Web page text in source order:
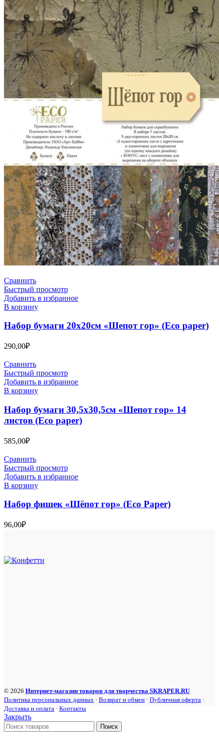
Сравнить
Быстрый просмотр
Добавить в избранное
В корзину
Набор бумаги 20х20см «Шепот гор» (Eco paper)
290,00₽
Сравнить
Быстрый просмотр
Добавить в избранное
В корзину
Набор бумаги 30,5х30,5см «Шепот гор» 14
листов (Eco paper)
585,00₽
Сравнить
Быстрый просмотр
Добавить в избранное
В корзину
Набор фишек «Шёпот гор» (Eco Paper)
96,00₽
© 2026 Интернет-магазин товаров для творчества SKRAPER.RU
Политика персональных данных · Возврат и обмен · Публичная оферта ·
Доставка и оплата · Контакты
Закрыть
Поиск